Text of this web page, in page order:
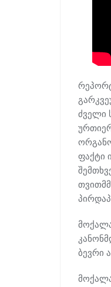
ძველი
ფაქტი
ბევრი